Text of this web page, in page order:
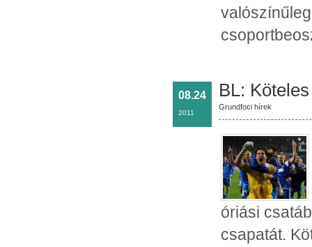
08.24
2011
BL:
Grundfoci hírek
óriási
csapatát.